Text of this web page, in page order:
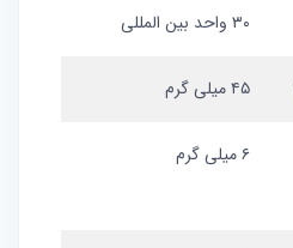
۳۰ واحد بین المللی
۴۵ میلی گرم
۶ میلی گرم